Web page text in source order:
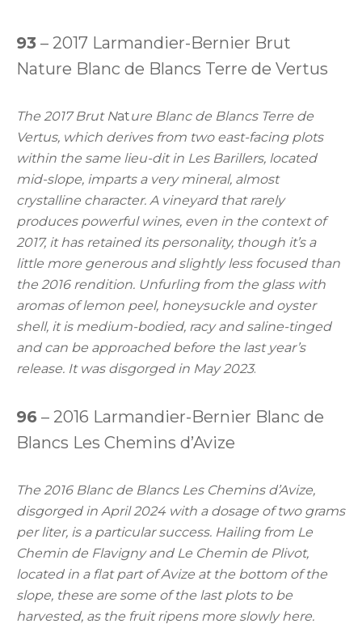
93 – 2017 Larmandier-Bernier Brut
Nature Blanc de Blancs Terre de Vertus
The 2017 Brut Nature Blanc de Blancs Terre de
Vertus, which derives from two east-facing plots
within the same lieu-dit in Les Barillers, located
mid-slope, imparts a very mineral, almost
crystalline character. A vineyard that rarely
produces powerful wines, even in the context of
2017, it has retained its personality, though it’s a
little more generous and slightly less focused than
the 2016 rendition. Unfurling from the glass with
aromas of lemon peel, honeysuckle and oyster
shell, it is medium-bodied, racy and saline-tinged
and can be approached before the last year’s
release. It was disgorged in May 2023.
96 – 2016 Larmandier-Bernier Blanc de
Blancs Les Chemins d’Avize
The 2016 Blanc de Blancs Les Chemins d’Avize,
disgorged in April 2024 with a dosage of two grams
per liter, is a particular success. Hailing from Le
Chemin de Flavigny and Le Chemin de Plivot,
located in a flat part of Avize at the bottom of the
slope, these are some of the last plots to be
harvested, as the fruit ripens more slowly here.